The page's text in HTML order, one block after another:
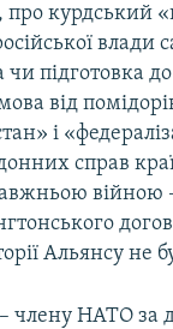
курдський
влади
підготовка
від
і
справ
війною
Альянсу не
члену НАТО за